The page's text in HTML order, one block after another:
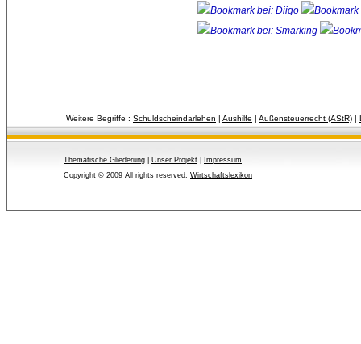
Weitere Begriffe : Schuldscheindarlehen | Aushilfe | Außensteuerrecht (AStR) |
Thematische Gliederung Unser Projekt
Impressum
Copyright © 2009 All rights reserved. Wirtschaftslexikon